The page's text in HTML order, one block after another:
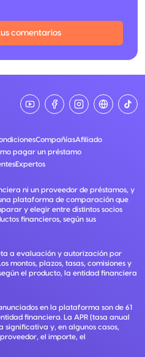
comentarios
CompañíasAfiliado
pagar un préstamo
Expertos
ni un proveedor de préstamos, y
plataforma de comparación que
y elegir entre distintos socios
financieros, según sus
a evaluación y autorización por
montos, plazos, tasas, comisiones y
el producto, la entidad financiera
en la plataforma son de 61
financiera. La APR (tasa anual
y, en algunos casos,
el importe, el